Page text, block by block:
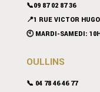
📞09 87 02 87 36
📍1 RUE VICTOR
🕙 MARDI-SAMEDI:
OULLINS
📞 04 78 46 46 77